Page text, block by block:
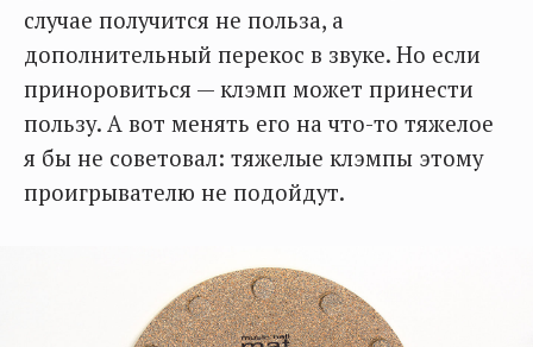
случае получится не польза, а
дополнительный перекос в звуке. Но если
приноровиться — клэмп может принести
пользу. А вот менять его на что-то тяжелое
я бы не советовал: тяжелые клэмпы этому
проигрывателю не подойдут.